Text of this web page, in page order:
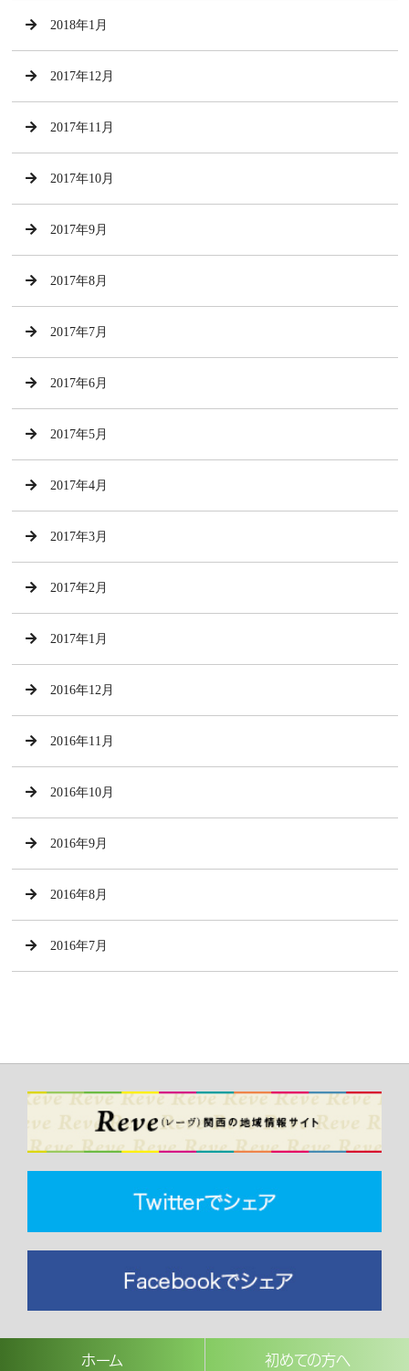
2018年1月
2017年12月
2017年11月
2017年10月
2017年9月
2017年8月
2017年7月
2017年6月
2017年5月
2017年4月
2017年3月
2017年2月
2017年1月
2016年12月
2016年11月
2016年10月
2016年9月
2016年8月
2016年7月
ホーム 初めての方へ